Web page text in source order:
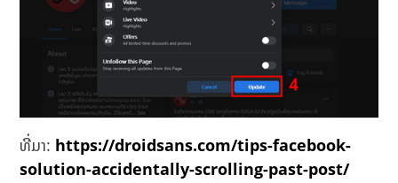
ທີ່ມາ: https://droidsans.com/tips-facebook-
solution-accidentally-scrolling-past-post/